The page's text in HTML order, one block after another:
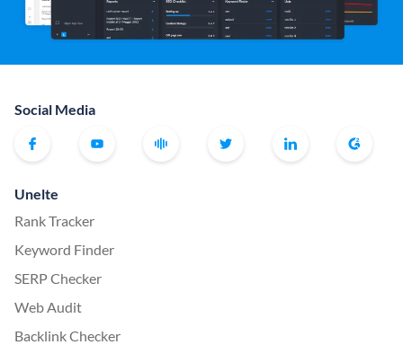
Social Media
Unelte
Rank Tracker
Keyword Finder
SERP Checker
Web Audit
Backlink Checker